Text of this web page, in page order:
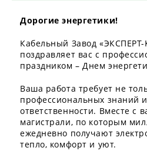
Дорогие энергетики!
Кабельный Завод
поздравляет вас с
праздником – Днем
Ваша работа требует не
профессиональных знаний
ответственности. Вместе с
магистрали, по которым
ежедневно получают
тепло, комфорт и уют.